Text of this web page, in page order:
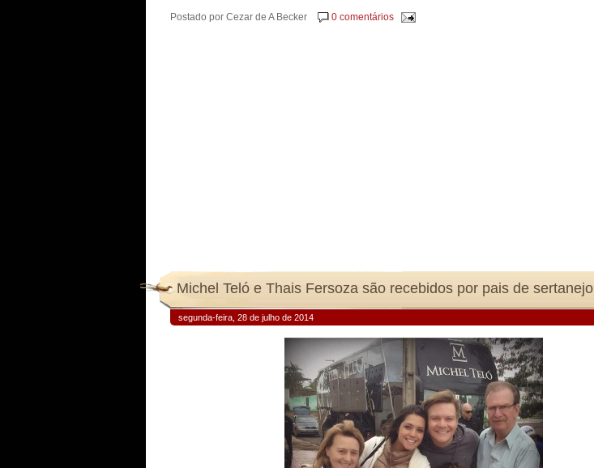
Postado por Cezar de A Becker 0 comentários
Michel Teló e Thais Fersoza são recebidos por pais de sertanejo
segunda-feira, 28 de julho de 2014